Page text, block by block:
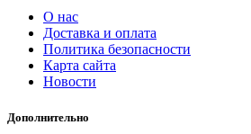
О нас
Доставка и оплата
Политика безопасности
Карта сайта
Новости
Дополнительно